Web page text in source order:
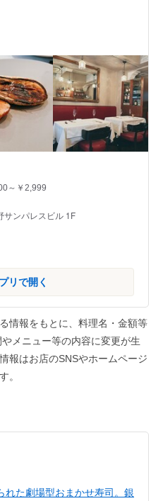
～￥2,999
サンパレスビル 1F
リで開く
情報をもとに、料理名・金額等
メニュー等の内容に変更が生
報はお店のSNSやホームページ
。
れた劇場型おまかせ寿司。銀